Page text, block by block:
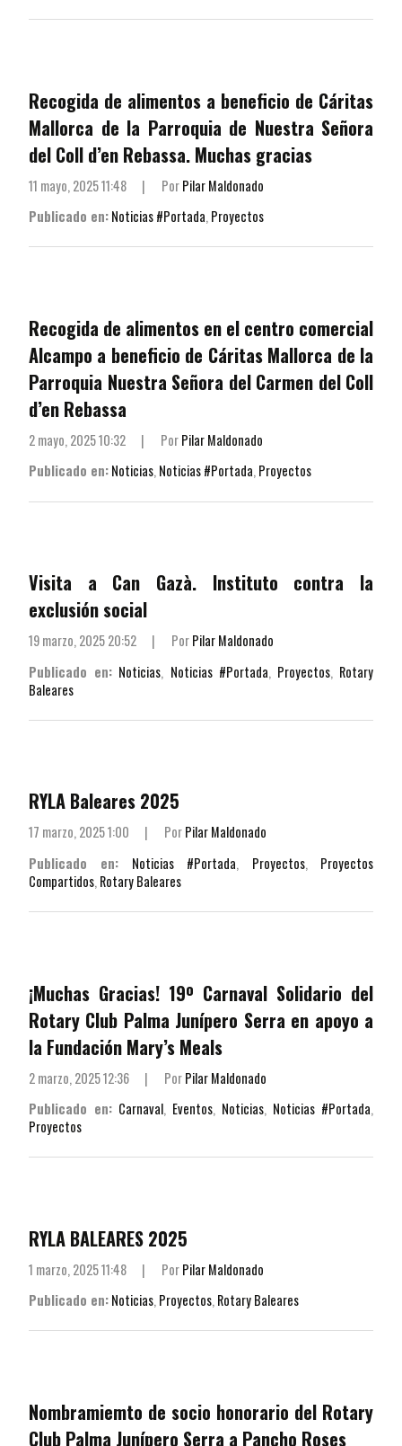
Recogida de alimentos a beneficio de Cáritas
Mallorca de la Parroquia de Nuestra Señora
del Coll d’en Rebassa. Muchas gracias
11 mayo, 2025 11:48 | PorPilar Maldonado
Publicado en:Noticias #Portada,Proyectos
Recogida de alimentos en el centro comercial
Alcampo a beneficio de Cáritas Mallorca de la
Parroquia Nuestra Señora del Carmen del Coll
d’en Rebassa
2 mayo, 2025 10:32 | PorPilar Maldonado
Publicado en:Noticias,Noticias #Portada,Proyectos
Visita a Can Gazà. Instituto contra la
exclusión social
19 marzo, 2025 20:52 | PorPilar Maldonado
Publicado en: Noticias, Noticias #Portada, Proyectos, Rotary
Baleares
RYLA Baleares 2025
17 marzo, 2025 1:00 | PorPilar Maldonado
Publicado en:
Noticias #Portada, Proyectos, Proyectos
Compartidos, Rotary Baleares
¡Muchas Gracias! 19º Carnaval Solidario del
Rotary Club Palma Junípero Serra en apoyo a
la Fundación Mary’s Meals
2 marzo, 2025 12:36 | PorPilar Maldonado
Publicado en: Carnaval, Eventos, Noticias, Noticias #Portada,
Proyectos
RYLA BALEARES 2025
1 marzo, 2025 11:48 | PorPilar Maldonado
Publicado en:Noticias, Proyectos, Rotary Baleares
Nombramiemto de socio honorario del Rotary
Club Palma Junípero Serra a Pancho Roses